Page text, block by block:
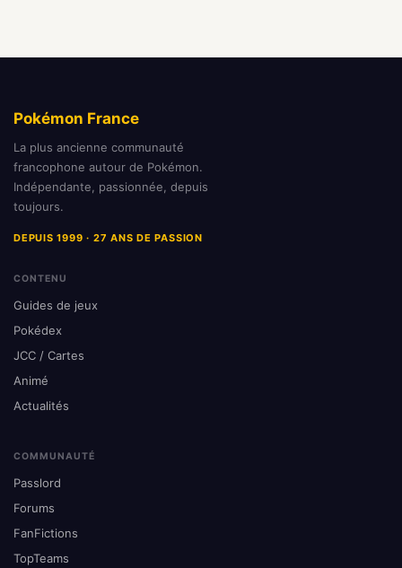
Pokémon France
La plus ancienne communauté
francophone autour de Pokémon.
Indépendante, passionnée, depuis
toujours.
DEPUIS 1999 · 27 ANS DE PASSION
CONTENU
Guides de jeux
Pokédex
JCC / Cartes
Animé
Actualités
COMMUNAUTÉ
Passlord
Forums
FanFictions
TopTeams